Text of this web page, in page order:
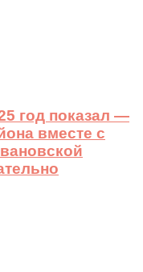
год показал —
вместе с